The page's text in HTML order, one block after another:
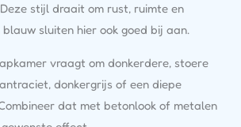
stijl draait om rust, ruimte en
blauw sluiten hier ook goed bij aan.
vraagt om donkerdere, stoere
donkergrijs of een diepe
dat met betonlook of metalen